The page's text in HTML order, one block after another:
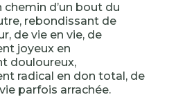
d’un bout du
rebondissant de
de vie en vie, de
joyeux en
douloureux,
radical en don total, de
parfois arrachée.